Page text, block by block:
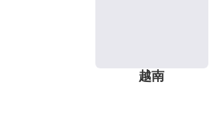
越南